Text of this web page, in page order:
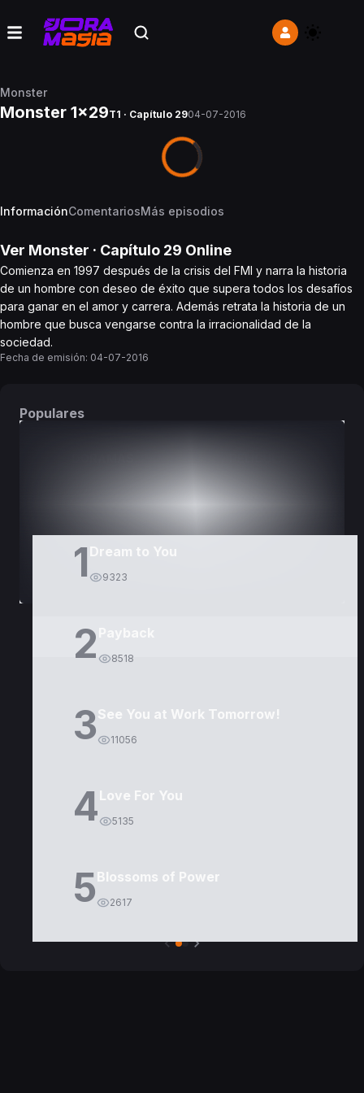
Monster
Monster 1x29T1 · Capítulo 2904-07-2016
InformaciónComentariosMás episodios
Ver Monster · Capítulo 29 Online
Comienza en 1997 después de la crisis del FMI y narra la historia
de un hombre con deseo de éxito que supera todos los desafíos
para ganar en el amor y carrera. Además retrata la historia de un
hombre que busca vengarse contra la irracionalidad de la
sociedad.
Fecha de emisión: 04-07-2016
Populares
1 Dream to You
9323
2 8518
3See You at Work Tomorrow!
11056
4Love For You
5135
5Blossoms of Power
2617